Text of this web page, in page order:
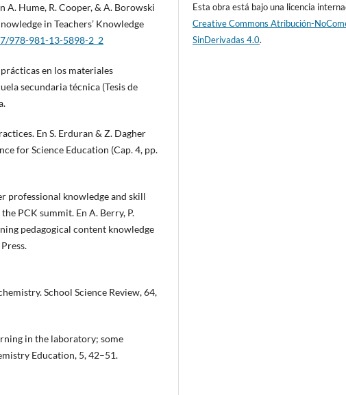
A. Hume, R. Cooper, & A. Borowski
in Teachers’ Knowledge
978-981-13-5898-2_2
en los materiales
secundaria técnica (Tesis de
En S. Erduran & Z. Dagher
for Science Education (Cap. 4, pp.
professional knowledge and skill
PCK summit. En A. Berry, P.
pedagogical content knowledge
School Science Review, 64,
in the laboratory; some
Education, 5, 42–51.
Esta obra está bajo una licencia
Creative Commons Atribución-
SinDerivadas 4.0.